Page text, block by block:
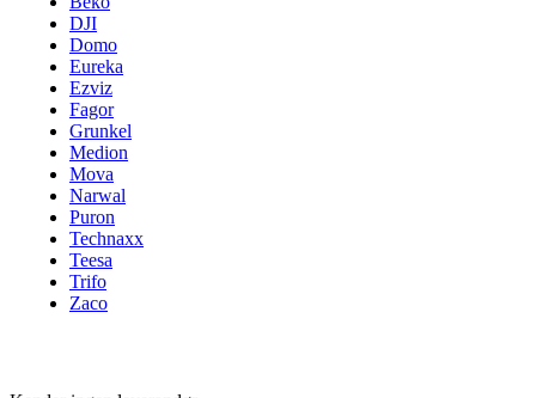
DJI
Domo
Eureka
Ezviz
Fagor
Grunkel
Medion
Mova
Narwal
Puron
Technaxx
Teesa
Trifo
Zaco